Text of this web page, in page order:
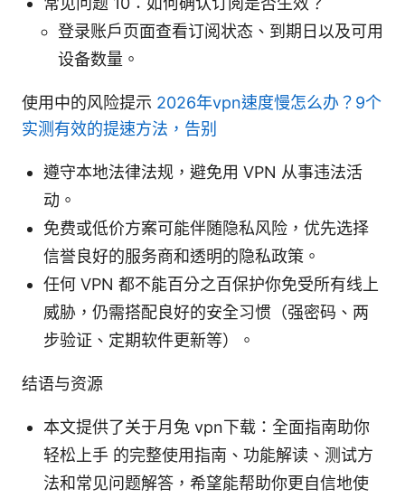
登录账户页面查看订阅状态、到期日以及可用
设备数量。
使用中的风险提示 2026年vpn速度慢怎么办？9个
实测有效的提速方法，告别
遵守本地法律法规，避免用 VPN 从事违法活
动。
免费或低价方案可能伴随隐私风险，优先选择
信誉良好的服务商和透明的隐私政策。
任何 VPN 都不能百分之百保护你免受所有线上
威胁，仍需搭配良好的安全习惯（强密码、两
步验证、定期软件更新等）。
结语与资源
本文提供了关于月兔 vpn下载：全面指南助你
轻松上手 的完整使用指南、功能解读、测试方
法和常见问题解答，希望能帮助你更自信地使